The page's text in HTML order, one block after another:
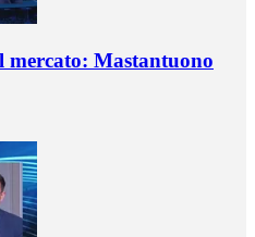
mercato: Mastantuono